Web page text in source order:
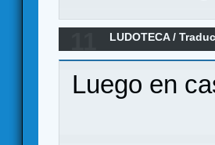
LUDOTECA/
Luego en